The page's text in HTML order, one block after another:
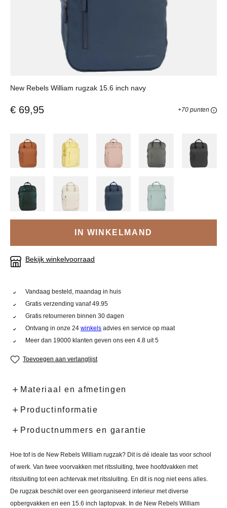
New Rebels William rugzak 15.6 inch navy
€ 69,95 +70 punten
IN WINKELMAND
Bekijk winkelvoorraad
Vandaag besteld, maandag in huis
Gratis verzending vanaf 49.95
Gratis retourneren binnen 30 dagen
Ontvang in onze 24winkels advies en service op maat
Meer dan 19000 klanten geven ons een 4.8 uit 5
Toevoegen aan verlanglijst
Materiaal en afmetingen
Productinformatie
Productnummers en garantie
Hoe tof is de New Rebels William rugzak? Dit is dé ideale tas voor school
of werk. Van twee voorvakken met ritssluiting, twee hoofdvakken met
ritssluiting tot een achtervak met ritssluiting. En dit is nog niet eens alles.
De rugzak beschikt over een georganiseerd interieur met diverse
opbergvakken en een 15.6 inch laptopvak. In de New Rebels William